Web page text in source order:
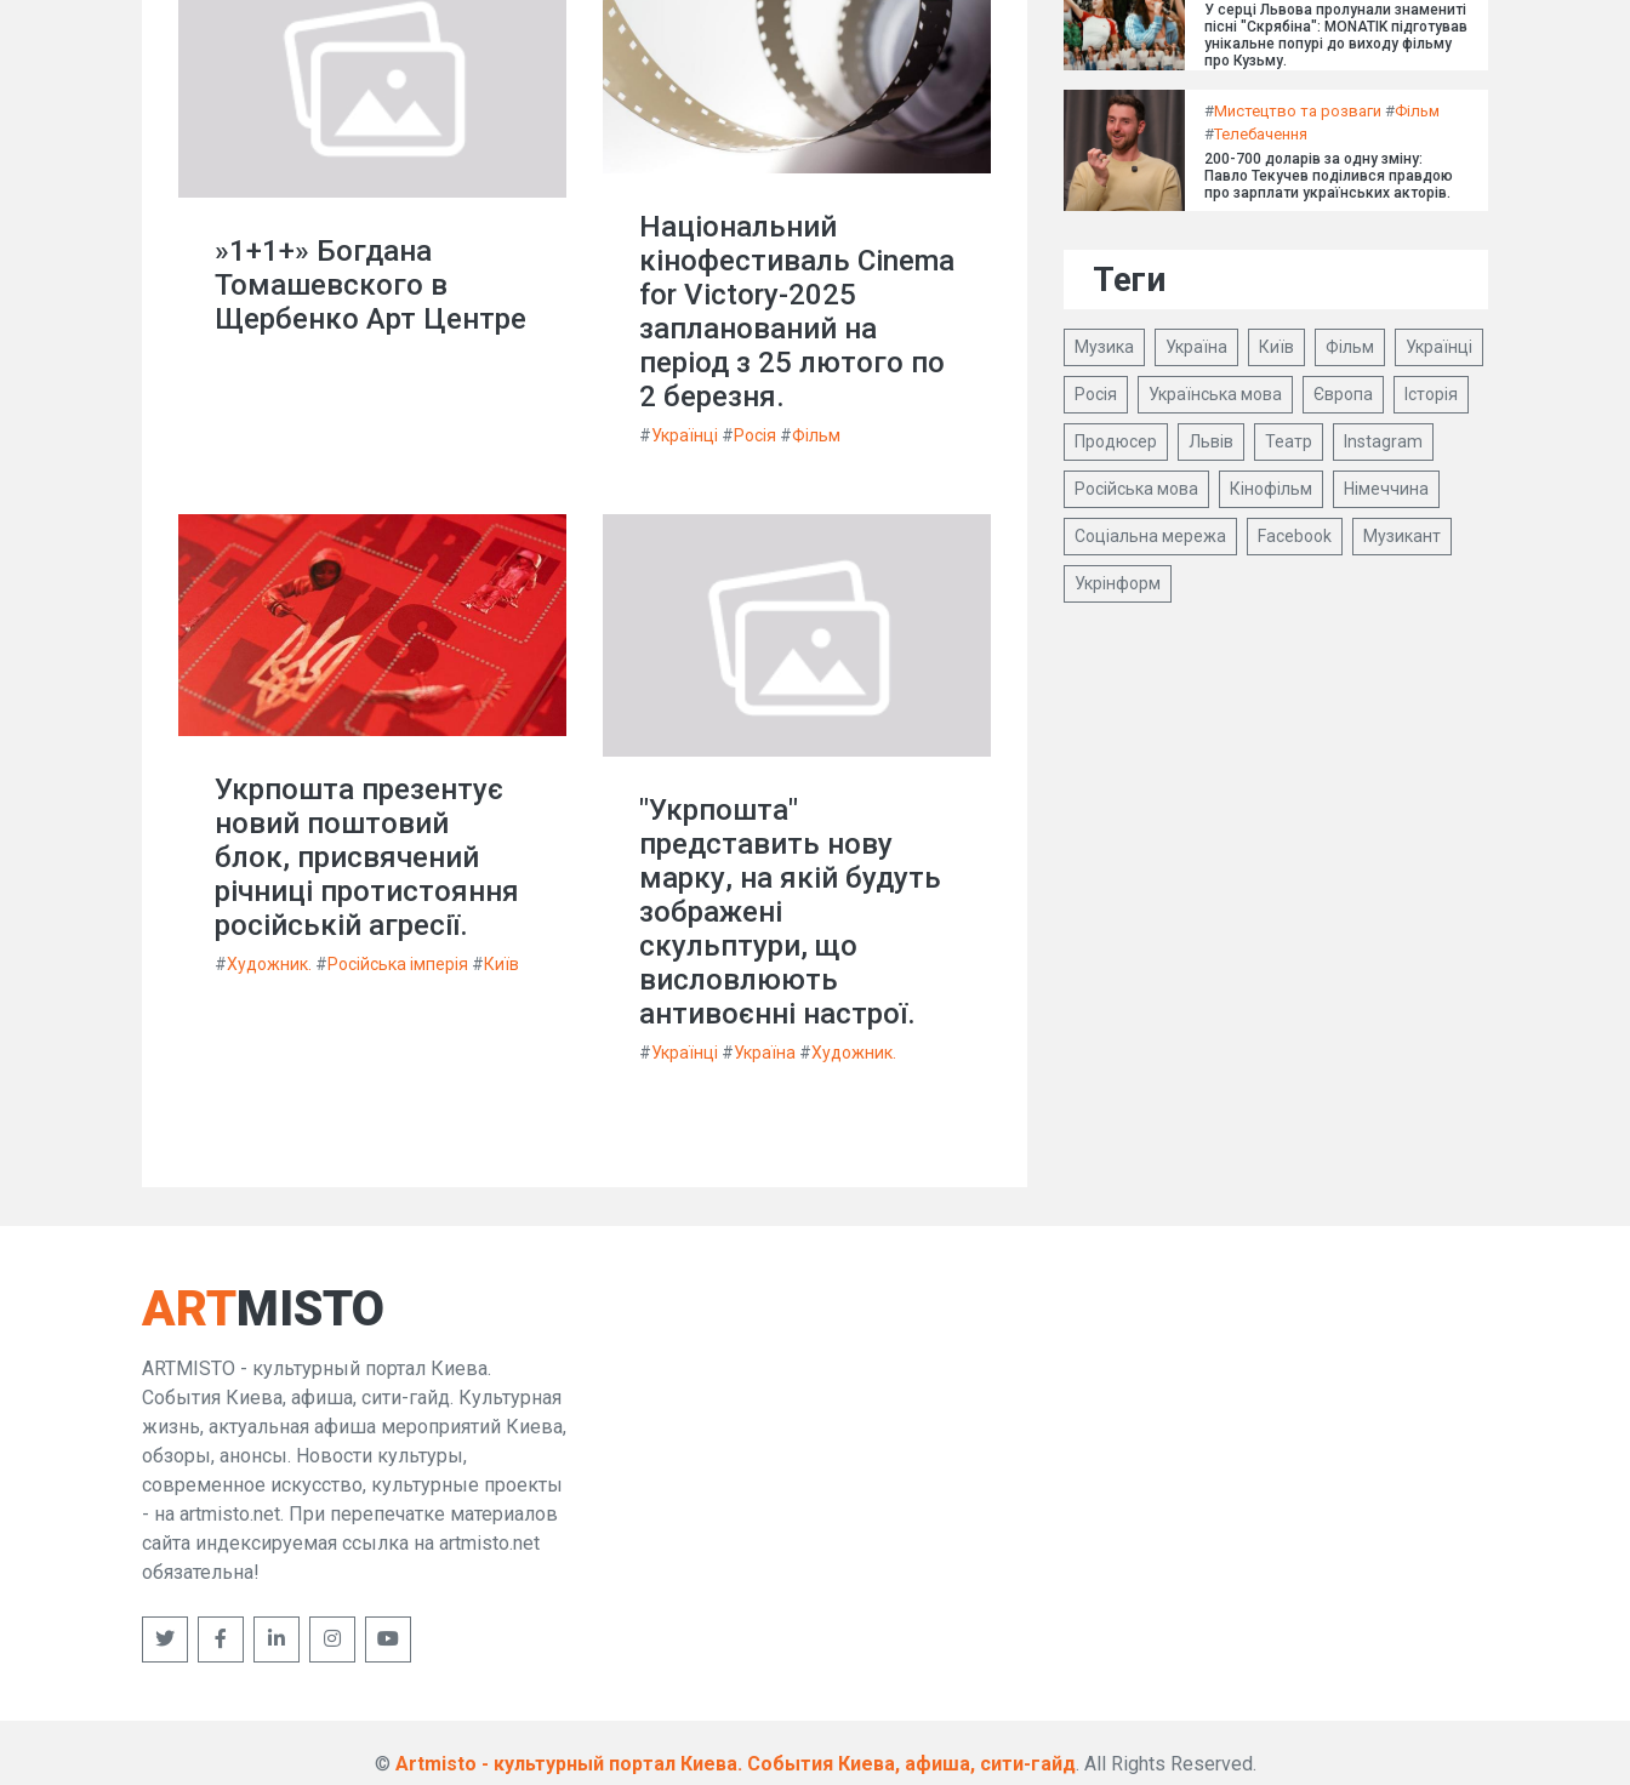
»1+1+» Богдана
Томашевского в
Щербенко Арт Центре
Національний
кінофестиваль Cinema
for Victory-2025
запланований на
період з 25 лютого по
2 березня.
#Українці #Росія #Фільм
Укрпошта презентує
новий поштовий
блок, присвячений
річниці протистояння
російській агресії.
#Художник. #Російська імперія #Київ
"Укрпошта"
представить нову
марку, на якій будуть
зображені
скульптури, що
висловлюють
антивоєнні настрої.
#Українці #Україна #Художник.
У серці Львова пролунали знамениті
пісні "Скрябіна": MONATIK підготував
унікальне попурі до виходу фільму
про Кузьму.
#Мистецтво та розваги #Фільм
#Телебачення
200-700 доларів за одну зміну:
Павло Текучев поділився правдою
про зарплати українських акторів.
Теги
Музика Україна Київ Фільм Українці
Росія Українська мова Європа Історія
Продюсер Львів Театр Instagram
Російська мова Кінофільм Німеччина
Соціальна мережа Facebook Музикант
Укрінформ
ARTMISTO
ARTMISTO - культурный портал Киева.
События Киева, афиша, сити-гайд. Культурная
жизнь, актуальная афиша мероприятий Киева,
обзоры, анонсы. Новости культуры,
современное искусство, культурные проекты
- на artmisto.net. При перепечатке материалов
сайта индексируемая ссылка на artmisto.net
обязательна!
© Artmisto - культурный портал Киева. События Киева, афиша, сити-гайд. All Rights Reserved.